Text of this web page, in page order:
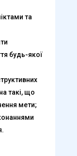
та
будь-якої
такі, що
мети;